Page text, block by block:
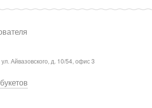
Айвазовского, д. 10/54, офис 3